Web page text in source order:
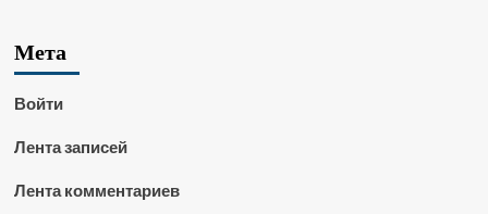
Мета
Войти
Лента записей
Лента комментариев